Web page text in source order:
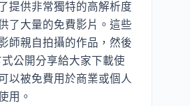
提供非常獨特的高解析度
了大量的免費影片。這些
師親自拍攝的作品，然後
公開分享給大家下載使
以被免費用於商業或個人
用。